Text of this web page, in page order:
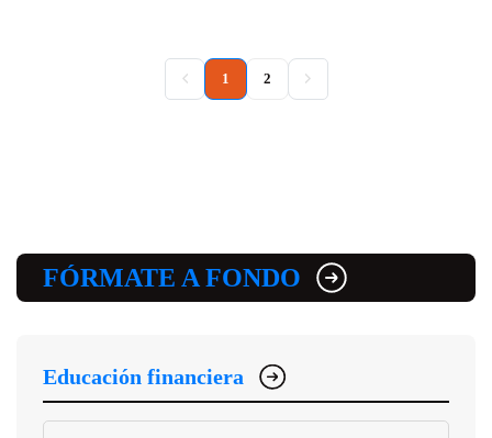
1 (current)
2
FÓRMATE A FONDO
Educación financiera